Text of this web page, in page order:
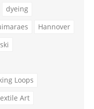
dyeing
Hannover
Loops
Art